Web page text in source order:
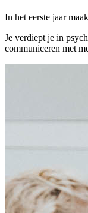
In het eerste jaar
Je verdiept je in
communiceren met